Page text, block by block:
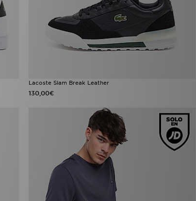
Lacoste Slam Break Leather
130,00€